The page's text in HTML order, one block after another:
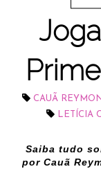
CAUÃ
LETÍCIA
Saiba tudo
por Cauã